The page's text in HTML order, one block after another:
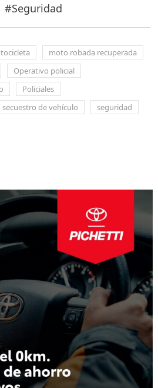
#Seguridad
moto robada recuperada
Operativo policial
Policiales
secuestro de vehículo
seguridad